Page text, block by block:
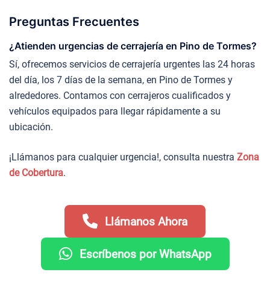
Preguntas Frecuentes
¿Atienden urgencias de cerrajería en Pino de Tormes?
Sí, ofrecemos servicios de cerrajería urgentes las 24 horas
del día, los 7 días de la semana, en Pino de Tormes y
alrededores. Contamos con cerrajeros cualificados y
vehículos equipados para llegar rápidamente a su
ubicación.
¡Llámanos para cualquier urgencia!, consulta nuestra Zona
de Cobertura.
Llámanos Ahora
Escríbenos por WhatsApp